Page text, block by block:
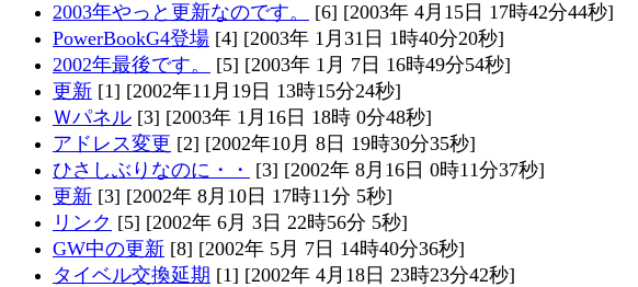
2003年やっと更新なのです。
[6] [2003年 4月15日 17時42分44秒]
PowerBookG4登場 [4] [2003年 1月31日 1時40分20秒]
2002年最後です。
[5] [2003年 1月 7日 16時49分54秒]
更新 [1] [2002年11月19日 13時15分24秒]
Ｗパネル [3] [2003年 1月16日 18時 0分48秒]
アドレス変更 [2] [2002年10月 8日 19時30分35秒]
ひさしぶりなのに・・
[3] [2002年 8月16日 0時11分37秒]
更新 [3] [2002年 8月10日 17時11分 5秒]
リンク [5] [2002年 6月 3日 22時56分 5秒]
GW中の更新 [8] [2002年 5月 7日 14時40分36秒]
タイベル交換延期 [1] [2002年 4月18日 23時23分42秒]